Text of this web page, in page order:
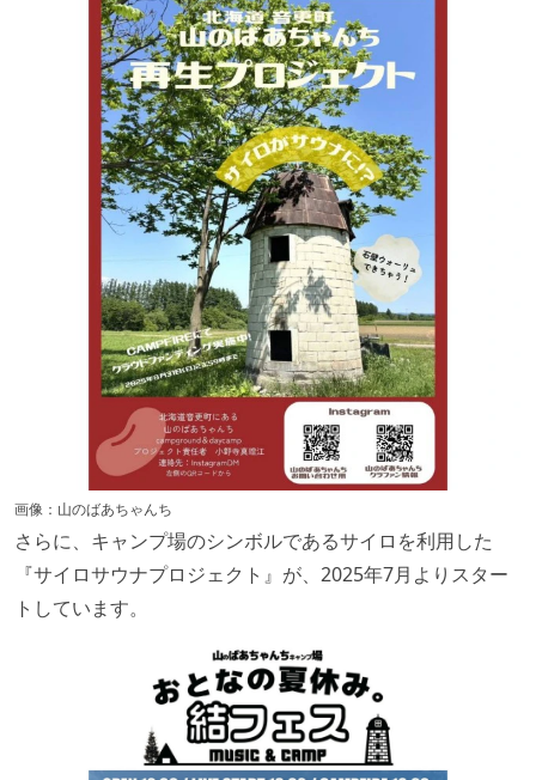
画像：山のばあちゃんち
さらに、キャンプ場のシンボルであるサイロを利用した
『サイロサウナプロジェクト』が、2025年7月よりスター
トしています。